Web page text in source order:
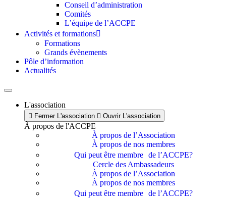
Conseil d’administration
Comités
L’équipe de l’ACCPE
Activités et formations
Formations
Grands évènements
Pôle d’information
Actualités
L'association
Fermer L'association Ouvrir L'association
À propos de l'ACCPE
À propos de l’Association
À propos de nos membres
Qui peut être membre de l’ACCPE?
Cercle des Ambassadeurs
À propos de l’Association
À propos de nos membres
Qui peut être membre de l’ACCPE?